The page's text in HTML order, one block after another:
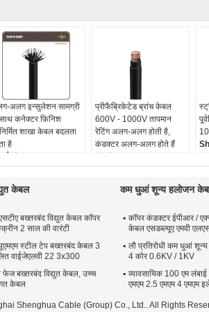
अलग इन्सुलेशन सामग्री
कनेक्टर फ़िनिश
शाखा केबल बदलता
है
सामग्री:भिन्न
का प्रकार:
का प्रकार:
प्रीफैब्रिकेटेड ब्रांच केबल
600V - 1000V तापमान
रेटिंग अलग-अलग होती है,
कंडक्टर अलग-अलग होते हैं
शील्ड प्रकार:भिन्न
पूर्वनिर्मित
शाखा केबल
केबल
बख्तरबंद विद्युत केबल कॉपर
2 साल की वारंटी
स्टील टेप बख्तरबंद केबल 3
वाईजेएलवी 22 3x300
फेज बख्तरबंद विद्युत केबल, उच्च
केबल
कम धुआं शून्य हलोजन
कॉपर कंडक्टर ईपीआर /
केबल एसडब्ल्यूए एमवी
लौ प्रतिरोधी कम धुआं
4 कोर 0.6KV / 1KV
व्यावसायिक 100 एम
एमएम 2.5 एमएम 4 एमएम
Shenghua Cable (Group) Co., Ltd.. All Rights